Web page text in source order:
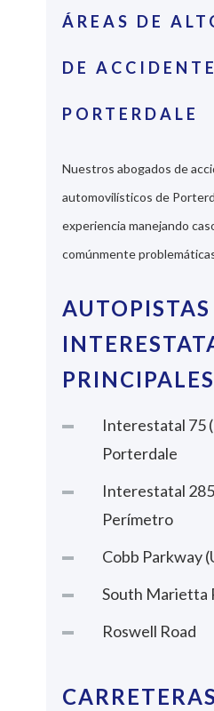
ÁREAS DE
DE
PORTERDALE
Nuestros abogados de
automovilísticos de
experiencia manejando
comúnmente
AUTOPISTAS
PRINCIPALES
Interestatal 75
Porterdale
Interestatal
Perímetro
Cobb Parkway
South Marietta
Roswell Road